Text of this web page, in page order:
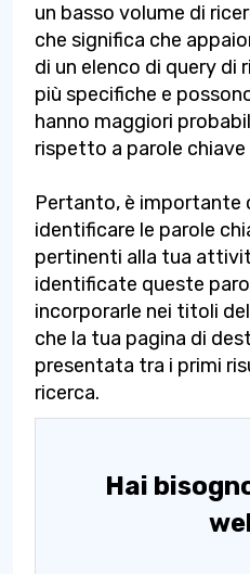
un basso volume di
che significa che
di un elenco di query di
più specifiche e
hanno maggiori
rispetto a parole chiave
Pertanto, è importante
identificare le parole
pertinenti alla tua
identificate queste
incorporarle nei titoli
che la tua pagina di
presentata tra i primi
ricerca.
Hai